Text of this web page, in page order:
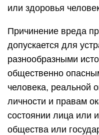
или здоровья
Причинение вреда
допускается для
разнообразными
общественно
человека, реальной
личности и правам
состоянии лица или
общества или